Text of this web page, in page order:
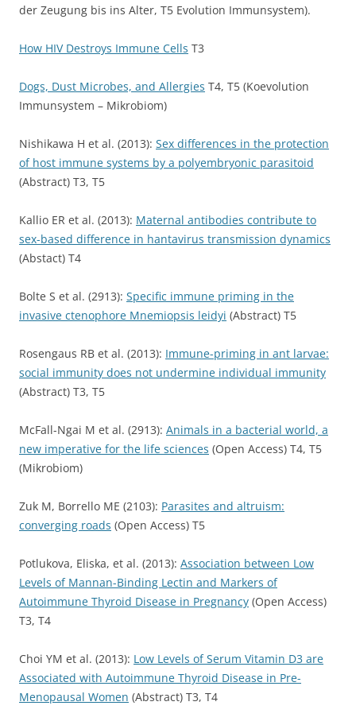
der Zeugung bis ins Alter, T5 Evolution Immunsystem).
How HIV Destroys Immune Cells T3
Dogs, Dust Microbes, and Allergies T4, T5 (Koevolution
Immunsystem – Mikrobiom)
Nishikawa H et al. (2013): Sex differences in the protection
of host immune systems by a polyembryonic parasitoid
(Abstract) T3, T5
Kallio ER et al. (2013): Maternal antibodies contribute to
sex-based difference in hantavirus transmission dynamics
(Abstact) T4
Bolte S et al. (2913): Specific immune priming in the
invasive ctenophore Mnemiopsis leidyi (Abstract) T5
Rosengaus RB et al. (2013): Immune-priming in ant larvae:
social immunity does not undermine individual immunity
(Abstract) T3, T5
McFall-Ngai M et al. (2913): Animals in a bacterial world, a
new imperative for the life sciences (Open Access) T4, T5
(Mikrobiom)
Zuk M, Borrello ME (2103): Parasites and altruism:
converging roads (Open Access) T5
Potlukova, Eliska, et al. (2013): Association between Low
Levels of Mannan-Binding Lectin and Markers of
Autoimmune Thyroid Disease in Pregnancy (Open Access)
T3, T4
Choi YM et al. (2013): Low Levels of Serum Vitamin D3 are
Associated with Autoimmune Thyroid Disease in Pre-
Menopausal Women (Abstract) T3, T4